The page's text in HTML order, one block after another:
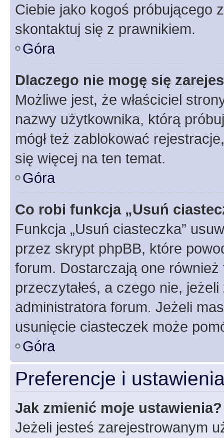
Ciebie jako kogoś próbującego
skontaktuj się z prawnikiem.
Góra
Dlaczego nie mogę się
Możliwe jest, że właściciel
nazwy użytkownika, którą
mógł też zablokować
się więcej na ten temat.
Góra
Co robi funkcja „Usuń
Funkcja „Usuń ciasteczka”
przez skrypt phpBB, które
forum. Dostarczają one
przeczytałeś, a czego nie,
administratora forum. Jeżeli
usunięcie ciasteczek może
Góra
Preferencje i
Jak zmienić moje ustawienia?
Jeżeli jesteś zarejestrowanym